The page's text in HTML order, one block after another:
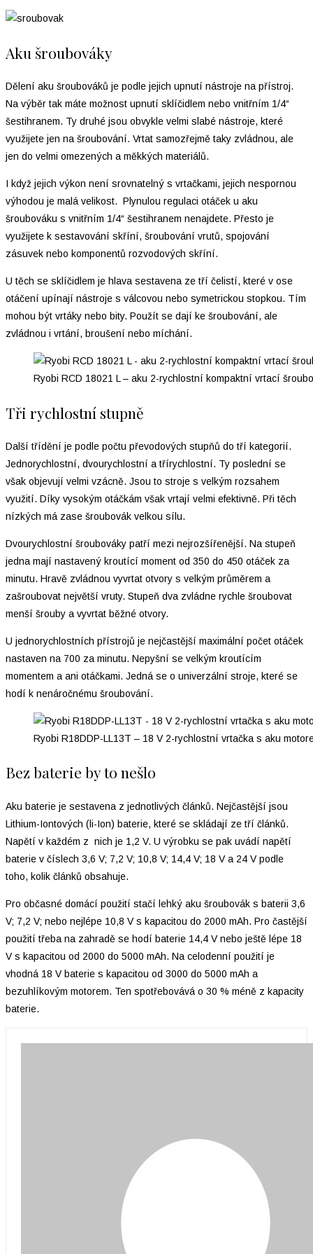
Aku šroubováky
Dělení aku šroubováků je podle jejich upnutí nástroje na přístroj.
Na výběr tak máte možnost upnutí sklíčidlem nebo vnitřním 1/4“
šestihranem. Ty druhé jsou obvykle velmi slabé nástroje, které
využijete jen na šroubování. Vrtat samozřejmě taky zvládnou, ale
jen do velmi omezených a měkkých materiálů.
I když jejich výkon není srovnatelný s vrtačkami, jejich nespornou
výhodou je malá velikost. Plynulou regulaci otáček u aku
šroubováku s vnitřním 1/4“ šestihranem nenajdete. Přesto je
využijete k sestavování skříní, šroubování vrutů, spojování
zásuvek nebo komponentů rozvodových skříní.
U těch se sklíčidlem je hlava sestavena ze tří čelistí, které v ose
otáčení upínají nástroje s válcovou nebo symetrickou stopkou. Tím
mohou být vrtáky nebo bity. Použít se dají ke šroubování, ale
zvládnou i vrtání, broušení nebo míchání.
Ryobi RCD 18021 L – aku 2-rychlostní kompaktní vrtací
Tři rychlostní stupně
Další třídění je podle počtu převodových stupňů do tří kategorií.
Jednorychlostní, dvourychlostní a třírychlostní. Ty poslední se
však objevují velmi vzácně. Jsou to stroje s velkým rozsahem
využití. Díky vysokým otáčkám však vrtají velmi efektivně. Při těch
nízkých má zase šroubovák velkou sílu.
Dvourychlostní šroubováky patří mezi nejrozšířenější. Na stupeň
jedna mají nastavený kroutící moment od 350 do 450 otáček za
minutu. Hravě zvládnou vyvrtat otvory s velkým průměrem a
zašroubovat největší vruty. Stupeň dva zvládne rychle šroubovat
menší šrouby a vyvrtat běžné otvory.
U jednorychlostních přístrojů je nejčastější maximální počet otáček
nastaven na 700 za minutu. Nepyšní se velkým kroutícím
momentem a ani otáčkami. Jedná se o univerzální stroje, které se
hodí k nenáročnému šroubování.
Ryobi R18DDP-LL13T – 18 V 2-rychlostní vrtačka s aku
Bez baterie by to nešlo
Aku baterie je sestavena z jednotlivých článků. Nejčastější jsou
Lithium-Iontových (li-Ion) baterie, které se skládají ze tří článků.
Napětí v každém z nich je 1,2 V. U výrobku se pak uvádí napětí
baterie v číslech 3,6 V; 7,2 V; 10,8 V; 14,4 V; 18 V a 24 V podle
toho, kolik článků obsahuje.
Pro občasné domácí použití stačí lehký aku šroubovák s baterii 3,6
V; 7,2 V; nebo nejlépe 10,8 V s kapacitou do 2000 mAh. Pro častější
použití třeba na zahradě se hodí baterie 14,4 V nebo ještě lépe 18
V s kapacitou od 2000 do 5000 mAh. Na celodenní použití je
vhodná 18 V baterie s kapacitou od 3000 do 5000 mAh a
bezuhlíkovým motorem. Ten spotřebovává o 30 % méně z kapacity
baterie.